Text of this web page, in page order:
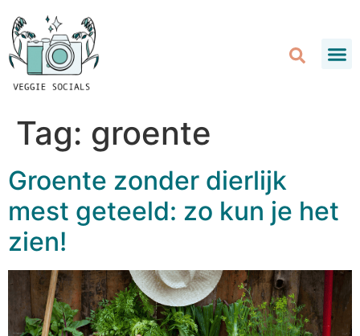
Tag: groente
Groente zonder dierlijk
mest geteeld: zo kun je het
zien!